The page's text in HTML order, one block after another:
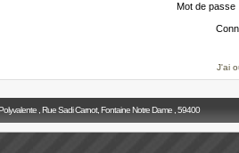
Mot de passe
J'ai
, Rue Sadi Carnot, Fontaine Notre Dame , 59400